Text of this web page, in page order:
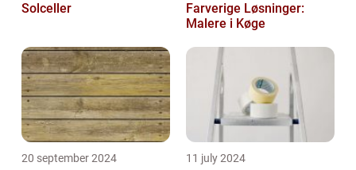
Solceller
Farverige Løsninger:
Malere i Køge
20 september 2024 11 july 2024